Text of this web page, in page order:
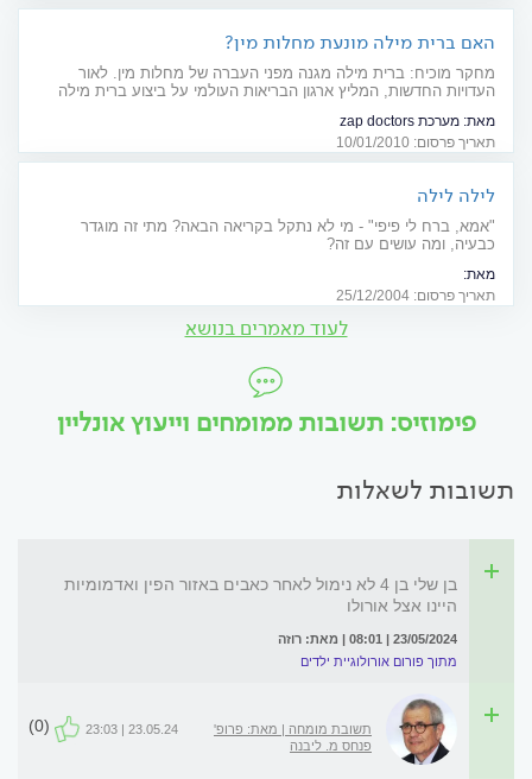
האם ברית מילה מונעת מחלות מין?
מחקר מוכיח: ברית מילה מגנה מפני העברה של מחלות מין. לאור
העדויות החדשות, המליץ ארגון הבריאות העולמי על ביצוע ברית מילה
מאת: מערכת zap doctors
תאריך פרסום: 10/01/2010
לילה לילה
"אמא, ברח לי פיפי" - מי לא נתקל בקריאה הבאה? מתי זה מוגדר
כבעיה, ומה עושים עם זה?
מאת:
ד"ר דניאל שינהר, כירורג ילדים מבית החולים שיבא תל השומר והומאופת מודרני
תאריך פרסום: 25/12/2004
לעוד מאמרים בנושא
פימוזיס: תשובות ממומחים וייעוץ אונליין
תשובות לשאלות
בן שלי בן 4 לא נימול לאחר כאבים באזור הפין ואדמומיות
היינו אצל אורולו
23/05/2024 | 08:01 | מאת: רוזה
מתוך פורום אורולוגיית ילדים
תשובת מומחה | מאת: פרופ'
פנחס מ. ליבנה
23.05.24 | 23:03
(0)